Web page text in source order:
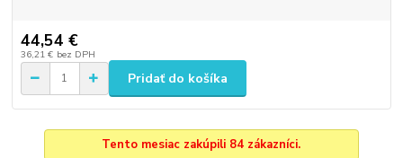
44,54 €
36,21 € bez DPH
Pridať do košíka
Tento mesiac zakúpili 84 zákazníci.